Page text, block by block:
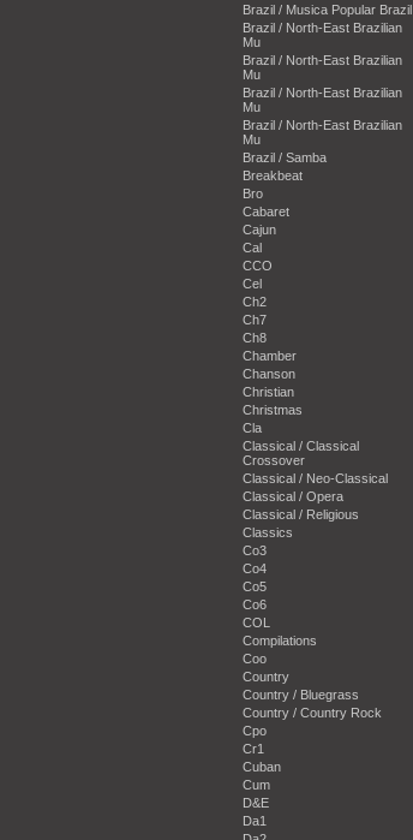
Brazil / Musica Popular Brazil
Brazil / North-East Brazilian
Mu
Brazil / North-East Brazilian
Mu
Brazil / North-East Brazilian
Mu
Brazil / North-East Brazilian
Mu
Brazil / Samba
Breakbeat
Bro
Cabaret
Cajun
Cal
CCO
Cel
Ch2
Ch7
Ch8
Chamber
Chanson
Christian
Christmas
Cla
Classical / Classical
Crossover
Classical / Neo-Classical
Classical / Opera
Classical / Religious
Classics
Co3
Co4
Co5
Co6
COL
Compilations
Coo
Country
Country / Bluegrass
Country / Country Rock
Cpo
Cr1
Cuban
Cum
D&E
Da1